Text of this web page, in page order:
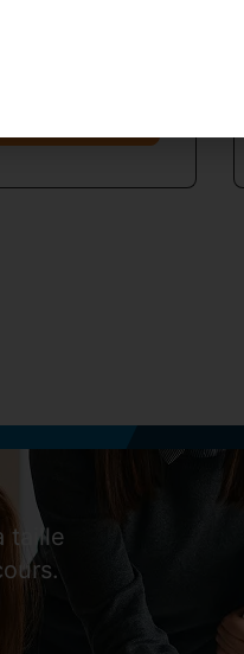
ressources
taille